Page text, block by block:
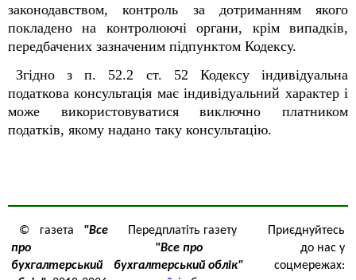
законодавством, контроль за дотриманням якого
покладено на контролюючі органи, крім випадків,
передбачених зазначеним підпунктом Кодексу.
Згідно з п. 52.2 ст. 52 Кодексу індивідуальна
податкова консультація має індивідуальний характер і
може використовуватися виключно платником
податків, якому надано таку консультацію.
© газета "Все
про
бухгалтерський
Передплатіть газету
"Все про
бухгалтерський облік"
Приєднуйтесь
до нас у
соцмережах: